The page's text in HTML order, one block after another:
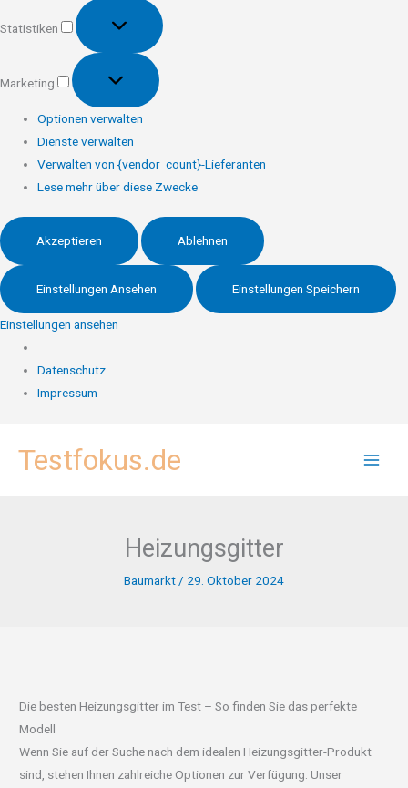
Statistiken
Statistiken
Marketing
Marketing
Optionen verwalten
Dienste verwalten
Verwalten von {vendor_count}-Lieferanten
Lese mehr über diese Zwecke
Akzeptieren Ablehnen
Einstellungen Ansehen Einstellungen Speichern
Einstellungen ansehen
Datenschutz
Impressum
InhaltTestfokus.de
Heizungsgitter
Baumarkt / 29. Oktober 2024
Die besten Heizungsgitter im Test – So finden Sie das perfekte
Modell
Wenn Sie auf der Suche nach dem idealen Heizungsgitter-Produkt
sind, stehen Ihnen zahlreiche Optionen zur Verfügung. Unser